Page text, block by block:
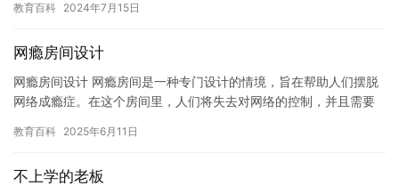
休学…
教育百科 2024年7月15日
网瘾房间设计
网瘾房间设计 网瘾房间是一种专门设计的情境，旨在帮助人们摆脱
网络成瘾症。在这个房间里，人们将失去对网络的控制，并且需要
且帮…
教育百科 2025年6月11日
不上学的老板